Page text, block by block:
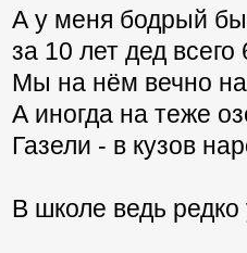
А у меня бодрый
за 10 лет дед
Мы на нём вечно на
А иногда на теже
Газели - в кузов
В школе ведь